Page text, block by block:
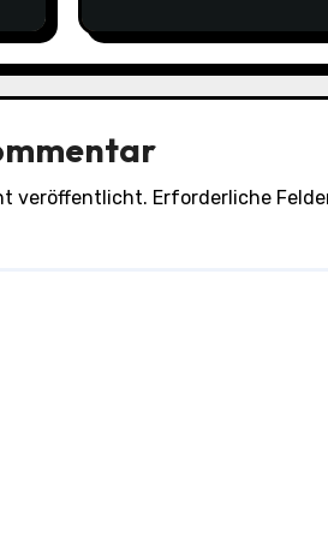
veröffentlicht. Erforderliche